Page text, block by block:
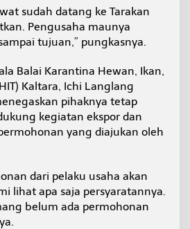
sudah datang ke Tarakan
Pengusaha maunya
tujuan,” pungkasnya.
Balai Karantina Hewan, Ikan,
Kaltara, Ichi Langlang
pihaknya tetap
kegiatan ekspor dan
yang diajukan oleh
dari pelaku usaha akan
lihat apa saja persyaratannya.
belum ada permohonan